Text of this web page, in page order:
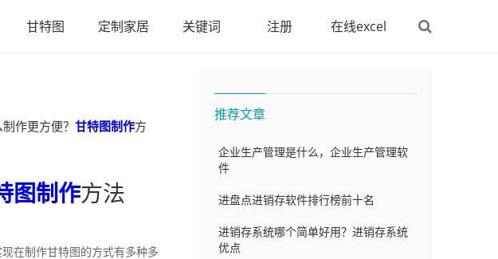
甘特图 定制家居 关键词 注册 在线excel
作更方便？ 甘特图制作方
图制作方法
在制作甘特图的方式有多种多
推荐文章
企业生产管理是什么，企业生产管理软
件
进盘点进销存软件排行榜前十名
进销存系统哪个简单好用？进销存系统
优点